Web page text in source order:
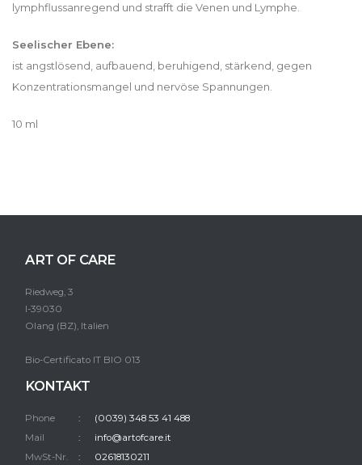
lymphflussanregend und strafft die Venen und Lymphe.
Seelischer Ebene:
ist angstlösend, aufbauend, beruhigend, stärkend, gegen
Konzentrationsmangel und nervöse Spannungen.
10 ml
ART OF CARE
Riedweg, 3
I-39030
Olang (BZ), Italien
Bio-Certificato IT BIO 013
KONTAKT
Phone
(0039) 348 53 41 488
Mail
info@artofcare.it
MwSt-Nr.
02618130211